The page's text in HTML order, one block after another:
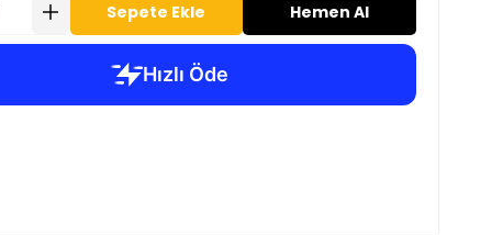
Sepete Ekle Hemen Al